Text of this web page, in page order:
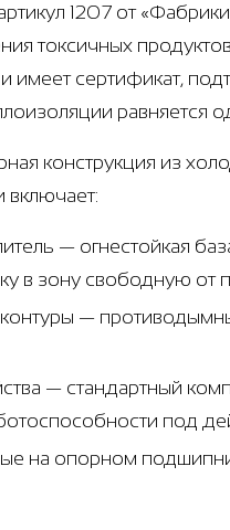
1207 от
токсичных
имеет сертификат,
равняется
конструкция из
— огнестойкая
в зону свободную от
—
— стандартный
под
на опорном